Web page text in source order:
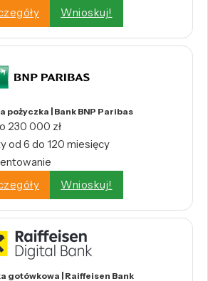
Wnioskuj!
pożyczka | Bank BNP Paribas
230 000 zł
od 6 do 120 miesięcy
Wnioskuj!
gotówkowa | Raiffeisen Bank